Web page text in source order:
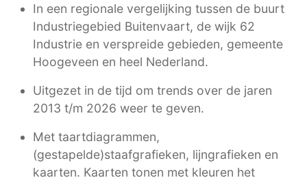
In een regionale vergelijking tussen de buurt
Industriegebied Buitenvaart, de wijk 62
Industrie en verspreide gebieden, gemeente
Hoogeveen en heel Nederland.
Uitgezet in de tijd om trends over de jaren
2013 t/m 2026 weer te geven.
Met taartdiagrammen,
(gestapelde)staafgrafieken, lijngrafieken en
kaarten. Kaarten tonen met kleuren het